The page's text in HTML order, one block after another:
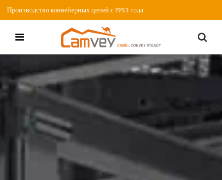
Производство конвейерных цепей с 1993 года